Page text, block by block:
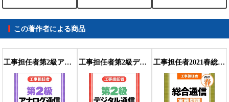
この著作者による商品
工事担任者第2級アナログ通信標準テキスト 工事担任者第2級デジタル通信標準テキスト 工事担任者2021春総合通信実戦問題